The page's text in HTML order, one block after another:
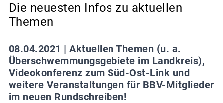
Die neuesten Infos zu aktuellen
Themen
08.04.2021 | Aktuellen Themen (u. a.
Überschwemmungsgebiete im Landkreis),
Videokonferenz zum Süd-Ost-Link und
weitere Veranstaltungen für BBV-Mitglieder
im neuen Rundschreiben!